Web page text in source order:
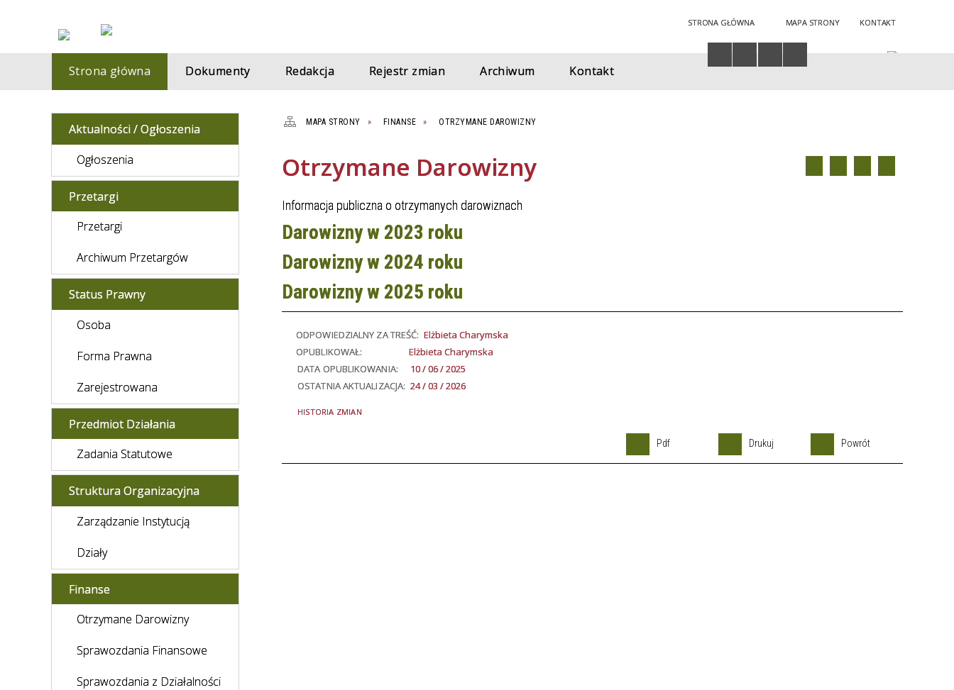
STRONA GŁÓWNA MAPA STRONY KONTAKT
Strona główna Dokumenty Redakcja Rejestr zmian Archiwum Kontakt
Aktualności / Ogłoszenia
Ogłoszenia
Przetargi
Przetargi
Archiwum Przetargów
Status Prawny
Osoba
Forma Prawna
Zarejestrowana
Przedmiot Działania
Zadania Statutowe
Struktura Organizacyjna
Zarządzanie Instytucją
Działy
Finanse
Otrzymane Darowizny
Sprawozdania Finansowe
Sprawozdania z Działalności
MAPA STRONY FINANSE OTRZYMANE DAROWIZNY
Otrzymane Darowizny
Informacja publiczna o otrzymanych darowiznach
Darowizny w 2023 roku
Darowizny w 2024 roku
Darowizny w 2025 roku
ODPOWIEDZIALNY ZA TREŚĆ: Elżbieta Charymska
OPUBLIKOWAŁ:
Elżbieta Charymska
DATA OPUBLIKOWANIA:
10 / 06 / 2025
OSTATNIA AKTUALIZACJA: 24 / 03 / 2026
HISTORIA ZMIAN
Pdf Drukuj Powrót